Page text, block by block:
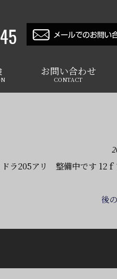
お問い合わせ
CONTACT
ラ205アリ 整備中です 12ｆ
後